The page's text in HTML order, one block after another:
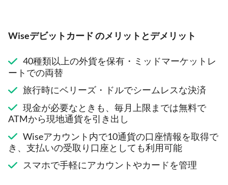
Wiseデビットカード のメリットとデメリット
40種類以上の外貨を保有・ミッドマーケットレ
ートでの両替
旅行時にベリーズ・ドルでシームレスな決済
現金が必要なときも、毎月上限までは無料で
ATMから現地通貨を引き出し
Wiseアカウント内で10通貨の口座情報を取得で
き、支払いの受取り口座としても利用可能
スマホで手軽にアカウントやカードを管理